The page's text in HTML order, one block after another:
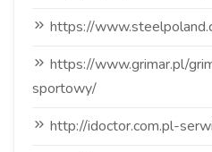
https://
https://www.grimar.pl/
sportowy/
http://idoctor.com.pl-